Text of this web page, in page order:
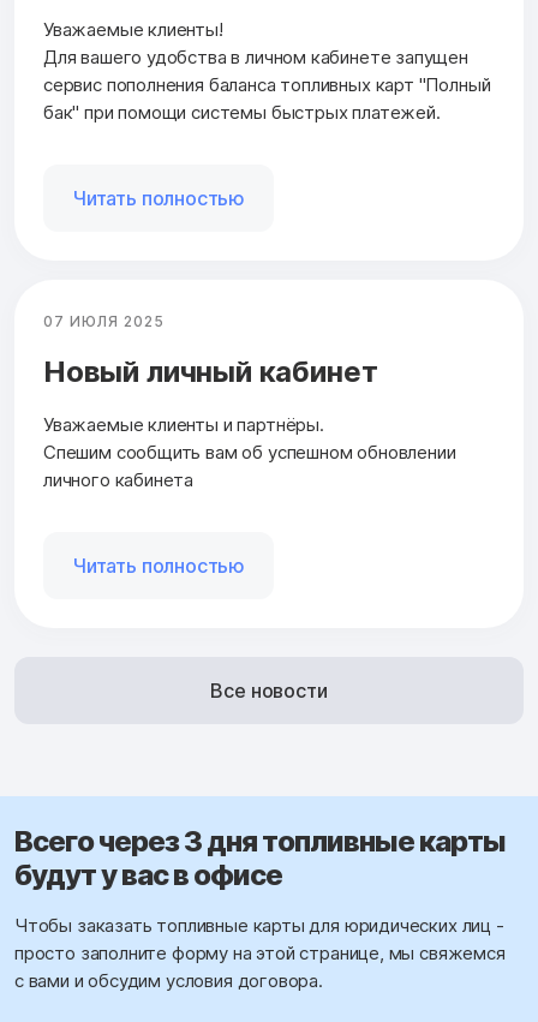
Уважаемые клиенты!
Для вашего удобства в личном кабинете запущен
сервис пополнения баланса топливных карт "Полный
бак" при помощи системы быстрых платежей.
Читать полностью
07 ИЮЛЯ 2025
Новый личный кабинет
Уважаемые клиенты и партнёры.
Спешим сообщить вам об успешном обновлении
личного кабинета
Читать полностью
Все новости
Всего через 3 дня топливные карты
будут у вас в офисе
Чтобы заказать топливные карты для юридических лиц -
просто заполните форму на этой странице, мы свяжемся
с вами и обсудим условия договора.